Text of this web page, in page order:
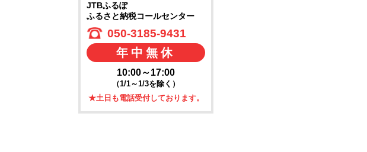
JTBふるぽ
ふるさと納税コールセンター
050-3185-9431
年中無休
10:00～17:00
（1/1～1/3を除く）
★土日も電話受付しております。